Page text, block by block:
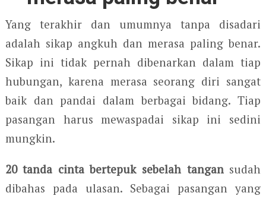
Yang terakhir dan umumnya tanpa disadari
adalah sikap angkuh dan merasa paling benar.
Sikap ini tidak pernah dibenarkan dalam tiap
hubungan, karena merasa seorang diri sangat
baik dan pandai dalam berbagai bidang. Tiap
pasangan harus mewaspadai sikap ini sedini
mungkin.
20 tanda cinta bertepuk sebelah tangan sudah
dibahas pada ulasan. Sebagai pasangan yang